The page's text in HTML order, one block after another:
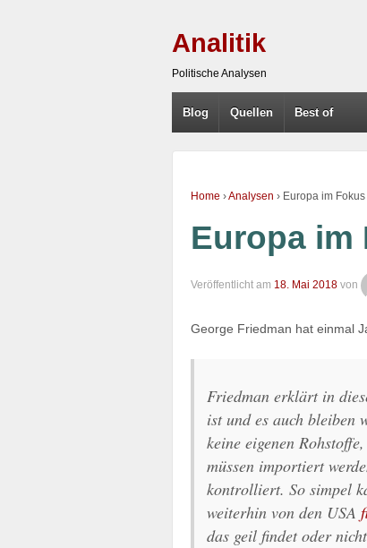
Analitik
Politische Analysen
Blog Quellen Best of
Home ›Analysen › Europa im Fokus
Europa im
Veröffentlicht am 18. Mai 2018 von
George Friedman hat einmal
Friedman erklärt in
ist und es auch bleiben
keine eigenen
müssen importiert
kontrolliert. So simpel
weiterhin von den USA
das geil findet oder